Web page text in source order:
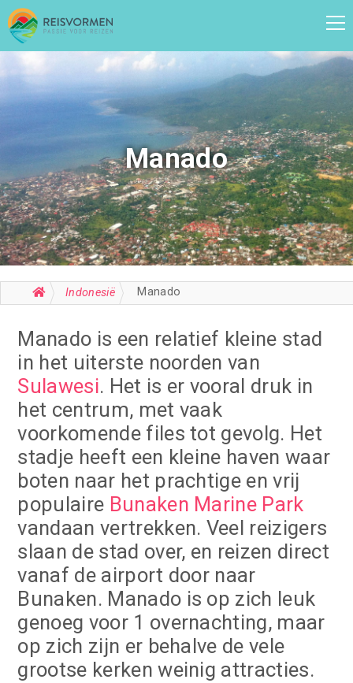
Manado
Indonesië Manado
Manado is een relatief kleine stad
in het uiterste noorden van
Sulawesi. Het is er vooral druk in
het centrum, met vaak
voorkomende files tot gevolg. Het
stadje heeft een kleine haven waar
boten naar het prachtige en vrij
populaire Bunaken Marine Park
vandaan vertrekken. Veel reizigers
slaan de stad over, en reizen direct
vanaf de airport door naar
Bunaken. Manado is op zich leuk
genoeg voor 1 overnachting, maar
op zich zijn er behalve de vele
grootse kerken weinig attracties.